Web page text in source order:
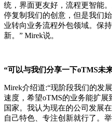
统，界面更友好，流程更智能
停复制我们的创意，但是我们
业转向业务流程外包领域。保
新。” Mirek说。
“可以与我们分享一下oTMS未
Mirek介绍道:“现阶段我们的发
速度，希望oTMS的业务能扩
国家。我认为现在的公司发展
自己特色、专注创新就行了。